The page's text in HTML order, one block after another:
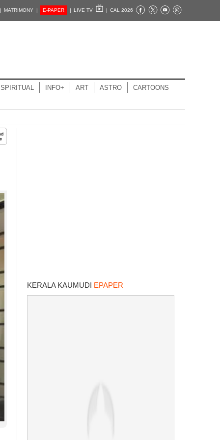
MATRIMONY | E-PAPER | LIVE TV | CAL 2026
SPIRITUAL INFO+ ART ASTRO CARTOONS
KERALA KAUMUDI EPAPER